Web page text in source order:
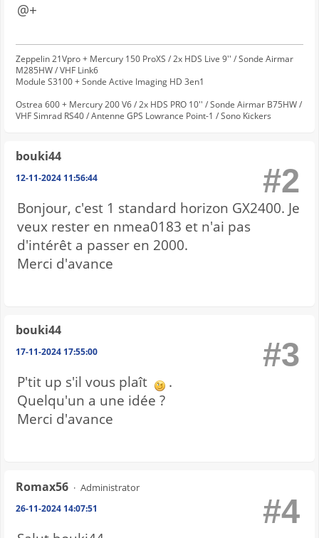
@+
Zeppelin 21Vpro + Mercury 150 ProXS / 2x HDS Live 9'' / Sonde Airmar
M285HW / VHF Link6
Module S3100 + Sonde Active Imaging HD 3en1
Ostrea 600 + Mercury 200 V6 / 2x HDS PRO 10'' / Sonde Airmar B75HW /
VHF Simrad RS40 / Antenne GPS Lowrance Point-1 / Sono Kickers
bouki44
12-11-2024 11:56:44 #2
Bonjour, c'est 1 standard horizon GX2400. Je
veux rester en nmea0183 et n'ai pas
d'intérêt a passer en 2000.
Merci d'avance
bouki44
17-11-2024 17:55:00 #3
P'tit up s'il vous plaît
.
Quelqu'un a une idée ?
Merci d'avance
Romax56 Administrator
26-11-2024 14:07:51 #4